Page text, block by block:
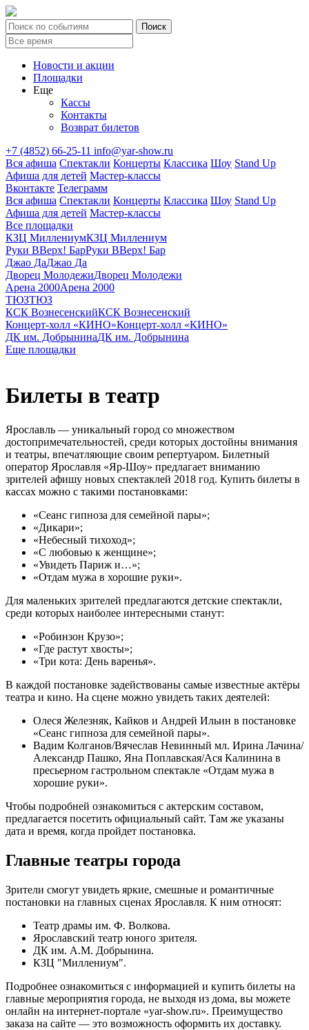
Новости и акции
Площадки
Еще
Кассы
Контакты
Возврат билетов
+7 (4852) 66-25-11 info@yar-show.ru
Вся афиша Спектакли Концерты Классика Шоу Stand Up
Афиша для детей Мастер-классы
Вконтакте Телеграмм
Вся афиша Спектакли Концерты Классика Шоу Stand Up
Афиша для детей Мастер-классы
Все площадки
КЗЦ МиллениумКЗЦ Миллениум
Руки ВВерх! БарРуки ВВерх! Бар
Джао ДаДжао Да
Дворец МолодежиДворец Молодежи
Арена 2000Арена 2000
ТЮЗТЮЗ
КСК ВознесенскийКСК Вознесенский
Концерт-холл «КИНО»Концерт-холл «КИНО»
ДК им. ДобрынинаДК им. Добрынина
Еще площадки
Билеты в театр
Ярославль — уникальный город со множеством
достопримечательностей, среди которых достойны внимания
и театры, впечатляющие своим репертуаром. Билетный
оператор Ярославля «Яр-Шоу» предлагает вниманию
зрителей афишу новых спектаклей 2018 год. Купить билеты в
кассах можно с такими постановками:
«Сеанс гипноза для семейной пары»;
«Дикари»;
«Небесный тихоход»;
«С любовью к женщине»;
«Увидеть Париж и…»;
«Отдам мужа в хорошие руки».
Для маленьких зрителей предлагаются детские спектакли,
среди которых наиболее интересными станут:
«Робинзон Крузо»;
«Где растут хвосты»;
«Три кота: День варенья».
В каждой постановке задействованы самые известные актёры
театра и кино. На сцене можно увидеть таких деятелей:
Олеся Железняк, Кайков и Андрей Ильин в постановке
«Сеанс гипноза для семейной пары».
Вадим Колганов/Вячеслав Невинный мл. Ирина Лачина/
Александр Пашко, Яна Поплавская/Ася Калинина в
пресьерном гастрольном спектакле «Отдам мужа в
хорошие руки».
Чтобы подробней ознакомиться с актерским составом,
предлагается посетить официальный сайт. Там же указаны
дата и время, когда пройдет постановка.
Главные театры города
Зрители смогут увидеть яркие, смешные и романтичные
постановки на главных сценах Ярославля. К ним относят:
Театр драмы им. Ф. Волкова.
Ярославский театр юного зрителя.
ДК им. А.М. Добрынина.
КЗЦ "Миллениум".
Подробнее ознакомиться с информацией и купить билеты на
главные мероприятия города, не выходя из дома, вы можете
онлайн на интернет-портале «yar-show.ru». Преимущество
заказа на сайте — это возможность оформить их доставку.